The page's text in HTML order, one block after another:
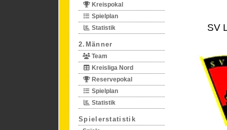
Kreispokal
Spielplan
Statistik
2.Männer
Team
Kreisliga Nord
Reservepokal
Spielplan
Statistik
Spielerstatistik
SV